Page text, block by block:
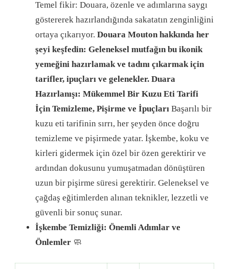
Temel fikir: Douara, özenle ve adımlarına saygı
göstererek hazırlandığında sakatatın zenginliğini
ortaya çıkarıyor. Douara Mouton hakkında her
şeyi keşfedin: Geleneksel mutfağın bu ikonik
yemeğini hazırlamak ve tadını çıkarmak için
tarifler, ipuçları ve gelenekler. Duara
Hazırlanışı: Mükemmel Bir Kuzu Eti Tarifi
İçin Temizleme, Pişirme ve İpuçları Başarılı bir
kuzu eti tarifinin sırrı, her şeyden önce doğru
temizleme ve pişirmede yatar. İşkembe, koku ve
kirleri gidermek için özel bir özen gerektirir ve
ardından dokusunu yumuşatmadan dönüştüren
uzun bir pişirme süresi gerektirir. Geleneksel ve
çağdaş eğitimlerden alınan teknikler, lezzetli ve
güvenli bir sonuç sunar.
İşkembe Temizliği: Önemli Adımlar ve
Önlemler 🧼